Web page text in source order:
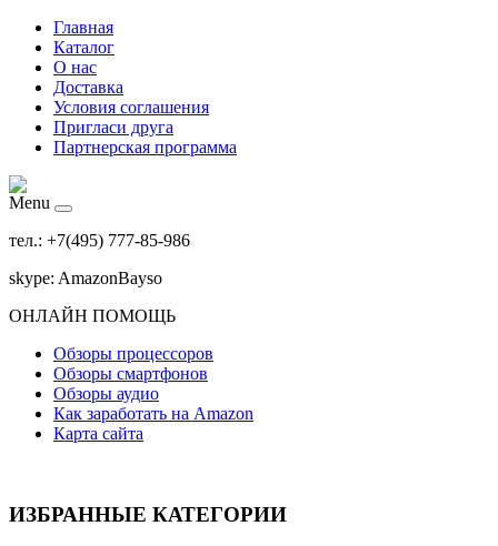
Главная
Каталог
О нас
Доставка
Условия соглашения
Пригласи друга
Партнерская программа
Menu
тел.: +7(495) 777-85-986
skype: AmazonBayso
ОНЛАЙН ПОМОЩЬ
Обзоры процессоров
Обзоры смартфонов
Обзоры аудио
Как заработать на Amazon
Карта сайта
ИЗБРАННЫЕ КАТЕГОРИИ